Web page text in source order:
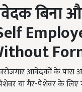
बिना
स्वरोजगार आवेदकों के
पेशेवर या गैर-पेशेवर के